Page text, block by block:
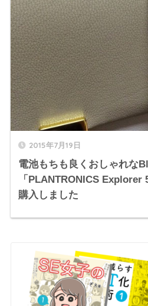
2015年7月19日
電池もちも良くおしゃれな
「PLANTRONICS Explorer
購入しました